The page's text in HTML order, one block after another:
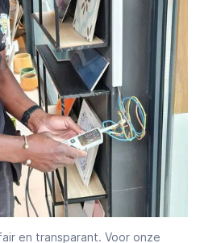
en transparant. Voor onze